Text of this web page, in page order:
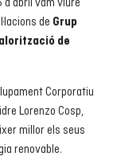
vam viure
de Grup
de
Corporatiu
Lorenzo Cosp,
millor els seus
renovable.